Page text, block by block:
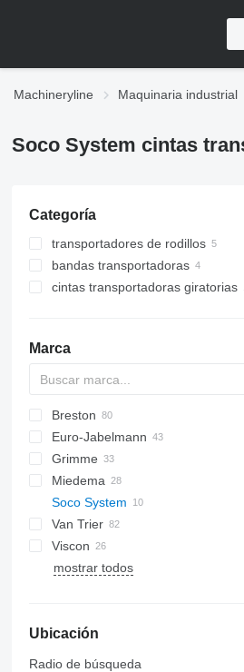
Machineryline Maquinaria industrial
Soco System cintas
Categoría
transportadores de rodillos
bandas transportadoras
cintas transportadoras giratorias
Marca
BM
Breston
Euro-Jabelmann
Grimme
SE
SL
Miedema
LBV
MC
SB
Soco System
Van Trier
Viscon
W-series
mostrar todos
Ubicación
Radio de búsqueda